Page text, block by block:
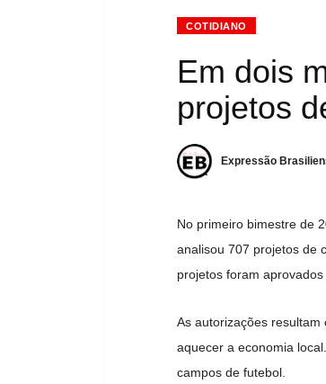
COTIDIANO
Em dois
projetos
Expressão
No primeiro bimestre de
analisou 707 projetos de
projetos foram
As autorizações
aquecer a economia
campos de futebol.